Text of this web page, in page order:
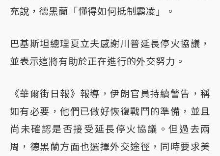
充說，德黑蘭「懂得如何抵制霸凌」。
巴基斯坦總理夏立夫感謝川普延長停火協議，
並表示這將有助於正在進行的外交努力。
《華爾街日報》報導，伊朗官員持續警告，稱
如有必要，他們已做好恢復戰鬥的準備，並且
尚未確認是否接受延長停火協議。但過去兩
周，德黑蘭方面也選擇外交途徑，同時要求美